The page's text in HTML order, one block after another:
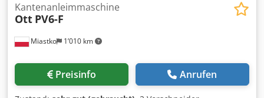
Miastko 1’010 km
Kantenanleimmaschine
Ott PV6-F
Preisinfo Anrufen